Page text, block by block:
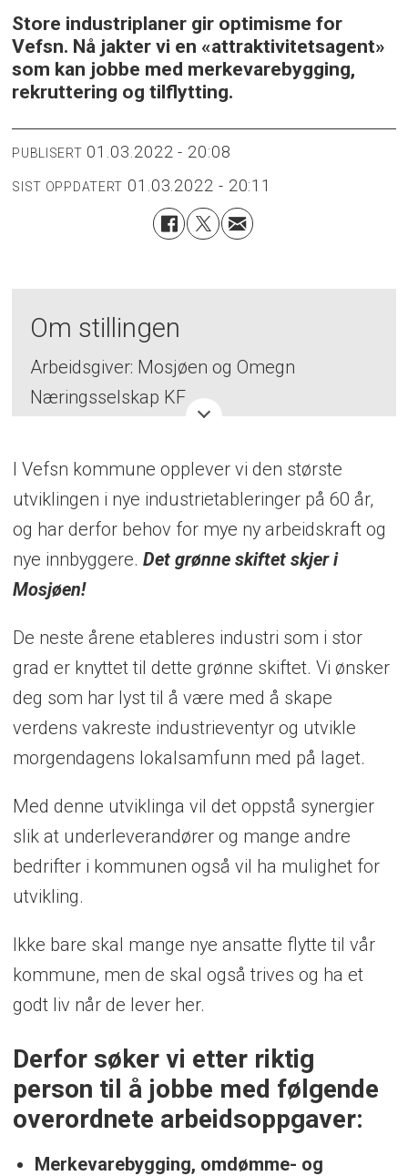
Store industriplaner gir optimisme for
Vefsn. Nå jakter vi en «attraktivitetsagent»
som kan jobbe med merkevarebygging,
rekruttering og tilflytting.
PUBLISERT 01.03.2022 - 20:08
SIST OPPDATERT 01.03.2022 - 20:11
Om stillingen
Arbeidsgiver: Mosjøen og Omegn
Næringsselskap KF
attraktivitetsagent
Stillingstype: 2-årig engasjement, mulighet
for fast stilling
Arbeidssted: Mosjøen
Søknadsfrist: 13. mars
Send søknad her
I Vefsn kommune opplever vi den største
utviklingen i nye industrietableringer på 60 år,
og har derfor behov for mye ny arbeidskraft og
nye innbyggere. Det grønne skiftet skjer i
Mosjøen!
De neste årene etableres industri som i stor
grad er knyttet til dette grønne skiftet. Vi ønsker
deg som har lyst til å være med å skape
verdens vakreste industrieventyr og utvikle
morgendagens lokalsamfunn med på laget.
Med denne utviklinga vil det oppstå synergier
slik at underleverandører og mange andre
bedrifter i kommunen også vil ha mulighet for
utvikling.
Ikke bare skal mange nye ansatte flytte til vår
kommune, men de skal også trives og ha et
godt liv når de lever her.
Derfor søker vi etter riktig
person til å jobbe med følgende
overordnete arbeidsoppgaver:
Merkevarebygging, omdømme- og